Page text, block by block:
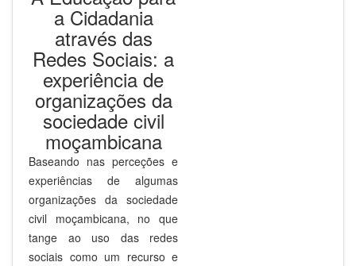
a Cidadania
através das
Redes Sociais: a
experiência de
organizações da
sociedade civil
moçambicana
Baseando nas perceções e
experiências de algumas
organizações da sociedade
civil moçambicana, no que
tange ao uso das redes
sociais como um recurso e